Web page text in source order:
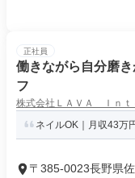
正社員
働きながら自分磨
フ
株式会社ＬＡＶＡ Ｉｎｔ
ネイルOK｜月収43万
〒385-0023長野県